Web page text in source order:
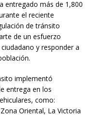
entregado más de 1,800
el reciente
de tránsito
de un esfuerzo
y responder a
implementó
entrega en los
como:
Oriental, La Victoria